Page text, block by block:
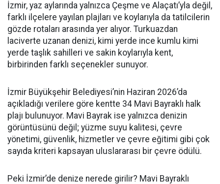
İzmir, yaz aylarında yalnızca Çeşme ve Alaçatı’yla değil,
farklı ilçelere yayılan plajları ve koylarıyla da tatilcilerin
gözde rotaları arasında yer alıyor. Turkuazdan
laciverte uzanan denizi, kimi yerde ince kumlu kimi
yerde taşlık sahilleri ve sakin koylarıyla kent,
birbirinden farklı seçenekler sunuyor.
İzmir Büyükşehir Belediyesi’nin Haziran 2026’da
açıkladığı verilere göre kentte 34 Mavi Bayraklı halk
plajı bulunuyor. Mavi Bayrak ise yalnızca denizin
görüntüsünü değil; yüzme suyu kalitesi, çevre
yönetimi, güvenlik, hizmetler ve çevre eğitimi gibi çok
sayıda kriteri kapsayan uluslararası bir çevre ödülü.
Peki İzmir’de denize nerede girilir? Mavi Bayraklı